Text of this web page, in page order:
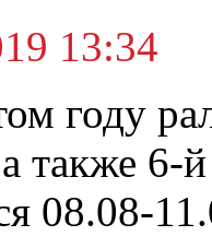
13:34
году
также 6-
08.08-